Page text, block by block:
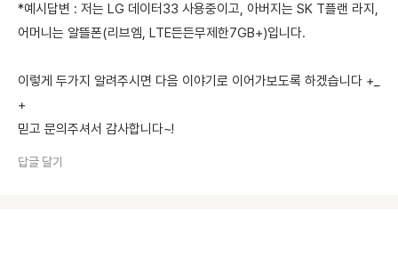
*예시답변 : 저는 LG 데이터33 사용중이고, 아버지는 SK T플랜 라지,
어머니는 알뜰폰(리브엠, LTE든든무제한7GB+)입니다.
이렇게 두가지 알려주시면 다음 이야기로 이어가보도록 하겠습니다 +_
+
믿고 문의주셔서 감사합니다~!
답글 달기